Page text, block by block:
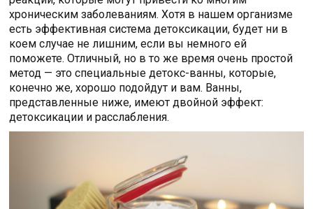
хроническим заболеваниям. Хотя в нашем организме
есть эффективная система детоксикации, будет ни в
коем случае не лишним, если вы немного ей
поможете. Отличный, но в то же время очень простой
метод — это специальные детокс-ванны, которые,
конечно же, хорошо подойдут и вам. Ванны,
представленные ниже, имеют двойной эффект:
детоксикации и расслабления.